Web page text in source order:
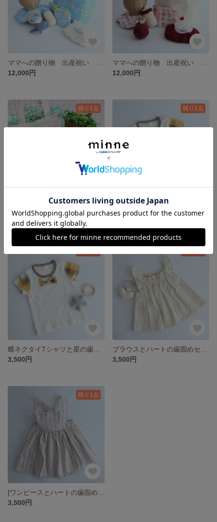
12,000円
12,000円
残り1点
【受注生産】ママへの贈り物 出産祝い お出かけセット 青りんご りんご 果物 トートバッグ スタイ ハンカチ 歯固め おもちゃ ベビー キッズ
12,000円
残り1点
3,500円
3,500円
3,500円
残り1点
3,500円